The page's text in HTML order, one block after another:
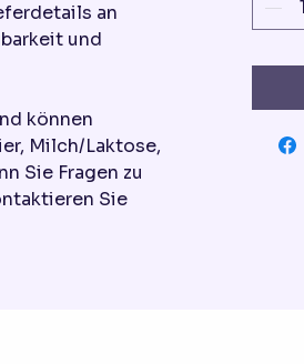
an
und
können
Milch/Laktose,
Sie Fragen zu
Sie